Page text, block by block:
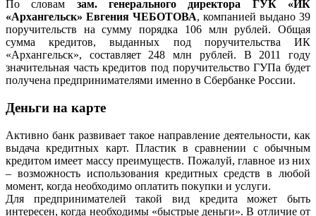
По словам зам. генерального директора ГУК «ИК
«Архангельск» Евгения ЧЕБОТОВА, компанией выдано 39
поручительств на сумму порядка 106 млн рублей. Общая
сумма кредитов, выданных под поручительства ИК
«Архангельск», составляет 248 млн рублей. В 2011 году
значительная часть кредитов под поручительство ГУПа будет
получена предпринимателями именно в Сбербанке России.
Деньги на карте
Активно банк развивает такое направление деятельности, как
выдача кредитных карт. Пластик в сравнении с обычным
кредитом имеет массу преимуществ. Пожалуй, главное из них
– возможность использования кредитных средств в любой
момент, когда необходимо оплатить покупки и услуги.
Для предпринимателей такой вид кредита может быть
интересен, когда необходимы «быстрые деньги». В отличие от